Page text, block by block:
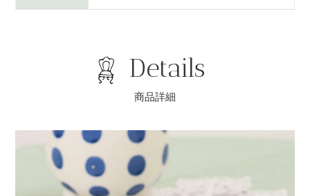
Details
商品詳細